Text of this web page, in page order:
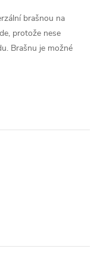
brašnou na
protože nese
Brašnu je možné